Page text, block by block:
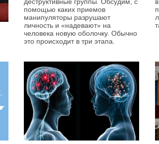
помощью каких приемов
манипуляторы разрушают
личность и «надевают» на
человека новую оболочку. Обычно
это происходит в три этапа.